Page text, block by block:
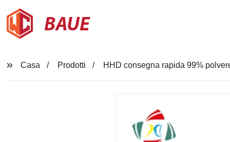
BAUE
Casa Prodotti HHD consegna rapida 99%